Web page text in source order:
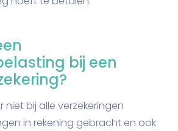
bij een
niet bij alle verzekeringen
in rekening gebracht en ook